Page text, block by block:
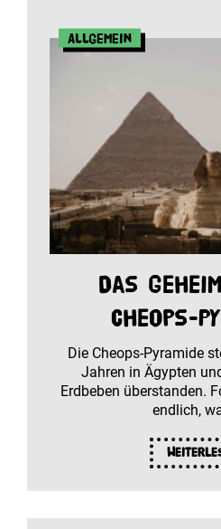
Allgemein
Das
Cheops-
Die Cheops-Pyramide
Jahren in Ägypten
Erdbeben überstanden.
endlich,